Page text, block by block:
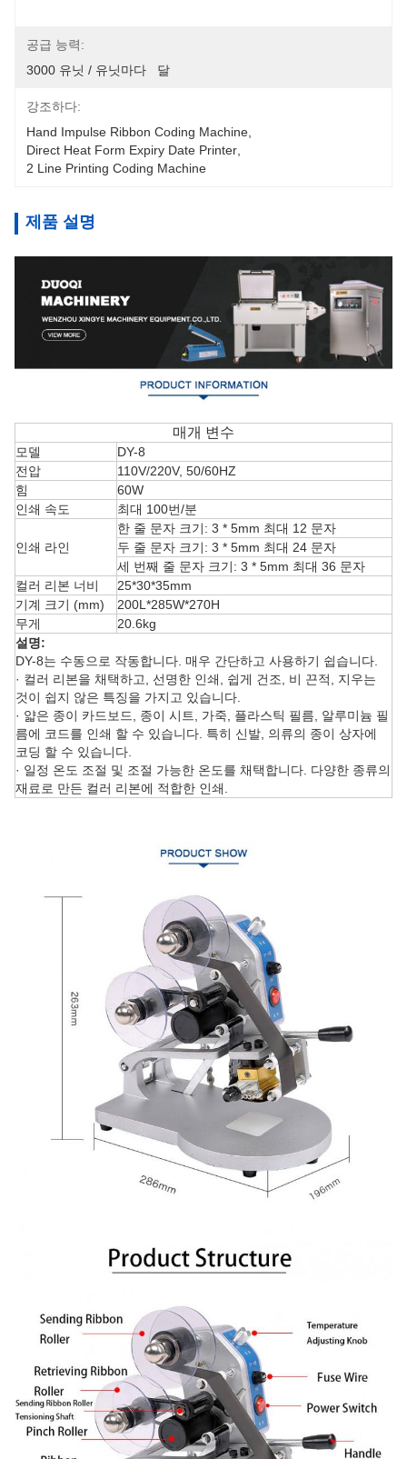
공급 능력:
3000 유닛 / 유닛마다   달
강조하다:
Hand Impulse Ribbon Coding Machine
Direct Heat Form Expiry Date Printer
2 Line Printing Coding Machine
제품 설명
매개 변수
모델
DY-8
전압
110V/220V, 50/60HZ
힘
60W
인쇄 속도
최대 100번/분
인쇄 라인
한 줄 문자 크기: 3 * 5mm 최대 12 문자
두 줄 문자 크기: 3 * 5mm 최대 24 문자
세 번째 줄 문자 크기: 3 * 5mm 최대 36 문자
컬러 리본 너비
25*30*35mm
기계 크기 (mm)
200L*285W*270H
무게
20.6kg
설명:
DY-8는 수동으로 작동합니다. 매우 간단하고 사용하기 쉽습니다.
· 컬러 리본을 채택하고, 선명한 인쇄, 쉽게 건조, 비 끈적, 지우는
것이 쉽지 않은 특징을 가지고 있습니다.
· 얇은 종이 카드보드, 종이 시트, 가죽, 플라스틱 필름, 알루미늄 필
름에 코드를 인쇄 할 수 있습니다. 특히 신발, 의류의 종이 상자에
코딩 할 수 있습니다.
· 일정 온도 조절 및 조절 가능한 온도를 채택합니다. 다양한 종류의
재료로 만든 컬러 리본에 적합한 인쇄.